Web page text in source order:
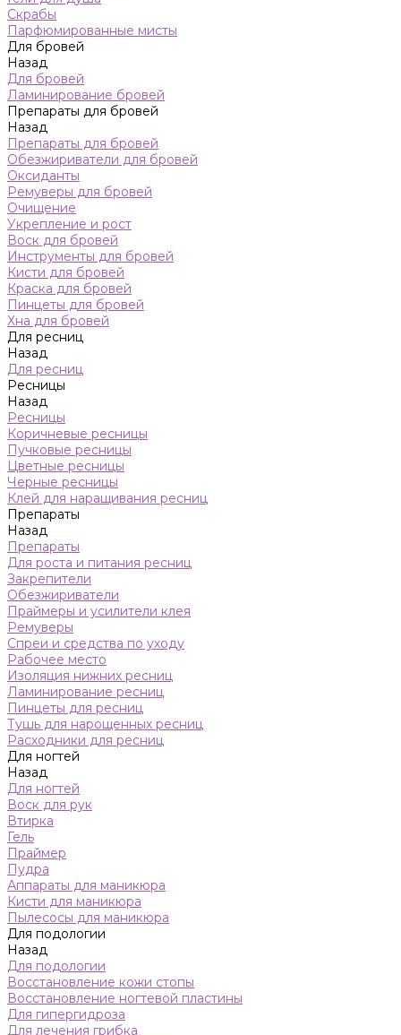
Скрабы
Парфюмированные мисты
Для бровей
Назад
Для бровей
Ламинирование бровей
Препараты для бровей
Назад
Препараты для бровей
Обезжириватели для бровей
Оксиданты
Ремуверы для бровей
Очищение
Укрепление и рост
Воск для бровей
Инструменты для бровей
Кисти для бровей
Краска для бровей
Пинцеты для бровей
Хна для бровей
Для ресниц
Назад
Для ресниц
Ресницы
Назад
Ресницы
Коричневые ресницы
Пучковые ресницы
Цветные ресницы
Черные ресницы
Клей для наращивания ресниц
Препараты
Назад
Препараты
Для роста и питания ресниц
Закрепители
Обезжириватели
Праймеры и усилители клея
Ремуверы
Спреи и средства по уходу
Рабочее место
Изоляция нижних ресниц
Ламинирование ресниц
Пинцеты для ресниц
Тушь для нарощенных ресниц
Расходники для ресниц
Для ногтей
Назад
Для ногтей
Воск для рук
Втирка
Гель
Праймер
Пудра
Аппараты для маникюра
Кисти для маникюра
Пылесосы для маникюра
Для подологии
Назад
Для подологии
Восстановление кожи стопы
Восстановление ногтевой пластины
Для гипергидроза
Для лечения грибка